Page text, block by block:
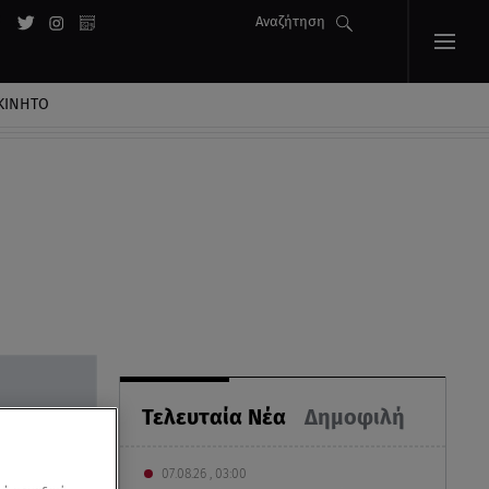
Αναζήτηση
Τελευταία Νέα Δημοφιλή
07.08.26 , 03:00